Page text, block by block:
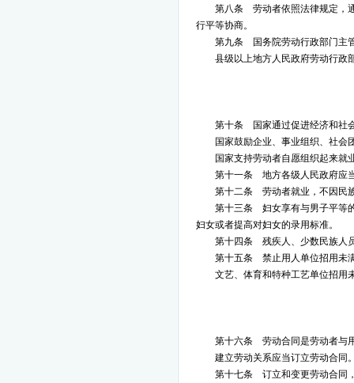
第八条 劳动者依照法律规定，
行平等协商。
第九条 国务院劳动行政部门主
县级以上地方人民政府劳动行政
第十条 国家通过促进经济和社
国家鼓励企业、事业组织、社会
国家支持劳动者自愿组织起来就
第十一条 地方各级人民政府应
第十二条 劳动者就业，不因民
第十三条 妇女享有与男子平等
妇女或者提高对妇女的录用标准。
第十四条 残疾人、少数民族人
第十五条 禁止用人单位招用未
文艺、体育和特种工艺单位招用
第十六条 劳动合同是劳动者与
建立劳动关系应当订立劳动合同
第十七条 订立和变更劳动合同